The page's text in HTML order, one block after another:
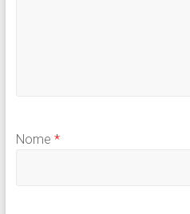
Nome *